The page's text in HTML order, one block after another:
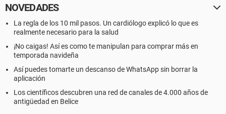
NOVEDADES
La regla de los 10 mil pasos. Un cardiólogo explicó lo que es
realmente necesario para la salud
¡No caigas! Así es como te manipulan para comprar más en
temporada navideña
Así puedes tomarte un descanso de WhatsApp sin borrar la
aplicación
Los científicos descubren una red de canales de 4.000 años de
antigüedad en Belice